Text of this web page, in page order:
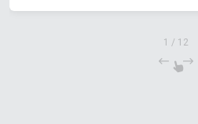
keçirilmişdir
1 / 12